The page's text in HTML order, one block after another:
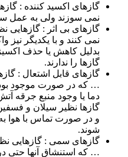
گازهای اکسید کننده :
نمی سوزند ولی به عمل
گازهای بی اثر :
نمی کنند و با یکدیگر
بدلیل کاهش یا حذف
گازها را ندارند.
گازهای قابل اشتعال :
… که در صورت موجود
دما یا وجود منبع جرقه
گازها نظیر سیلان و
و در صورت تماس با هوا
شوند.
گازهای سمی : گازهایی